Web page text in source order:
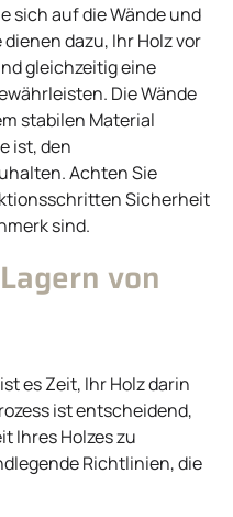
sich auf die Wände und
dazu, Ihr Holz vor
gleichzeitig eine
Die Wände
stabilen Material
ist, den
Achten Sie
Sicherheit
sind.
von
es Zeit, Ihr Holz darin
ist entscheidend,
Ihres Holzes zu
Richtlinien, die